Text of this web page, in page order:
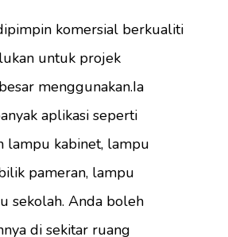
komersial berkualiti
untuk projek
menggunakan.Ia
aplikasi seperti
lampu kabinet, lampu
pameran, lampu
sekolah. Anda boleh
di sekitar ruang